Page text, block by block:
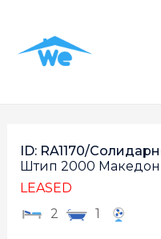
ID: RA1170/
Штип 2000
LEASED
2
1